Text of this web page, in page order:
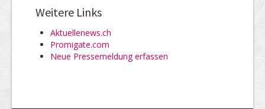
Weitere Links
Aktuellenews.ch
Promigate.com
Neue Pressemeldung erfassen